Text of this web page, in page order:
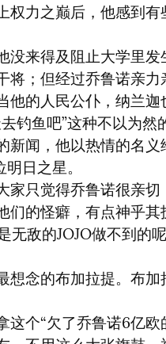
权力之巅后，他感到
没来得及阻止大学里
将；但经过乔鲁诺亲
他的人民公仆，纳兰
去钓鱼吧”这种不以为
新闻，他以热情的名
日之星。
家只觉得乔鲁诺很亲
们的怪癖，有点神乎其
无敌的JOJO做不到的
想念的布加拉提。布
这个“欠了乔鲁诺6亿欧